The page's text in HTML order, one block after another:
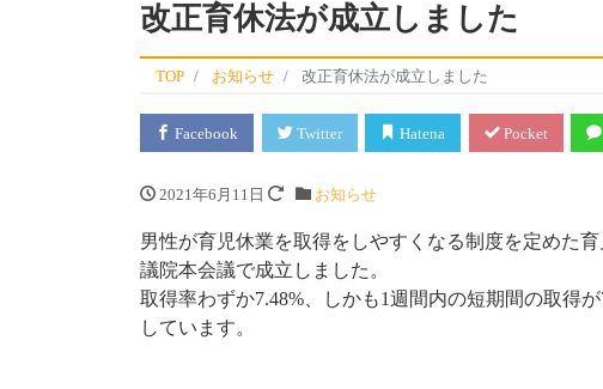
改正育休法が成立しました
TOP お知らせ 改正育休法が成立しました
Facebook Twitter Hatena Pocket
2021年6月11日 お知らせ
男性が育児休業を取得をしやすくなる制度を定めた
議院本会議で成立しました。
取得率わずか7.48%、しかも1週間内の短期間の取得
しています。